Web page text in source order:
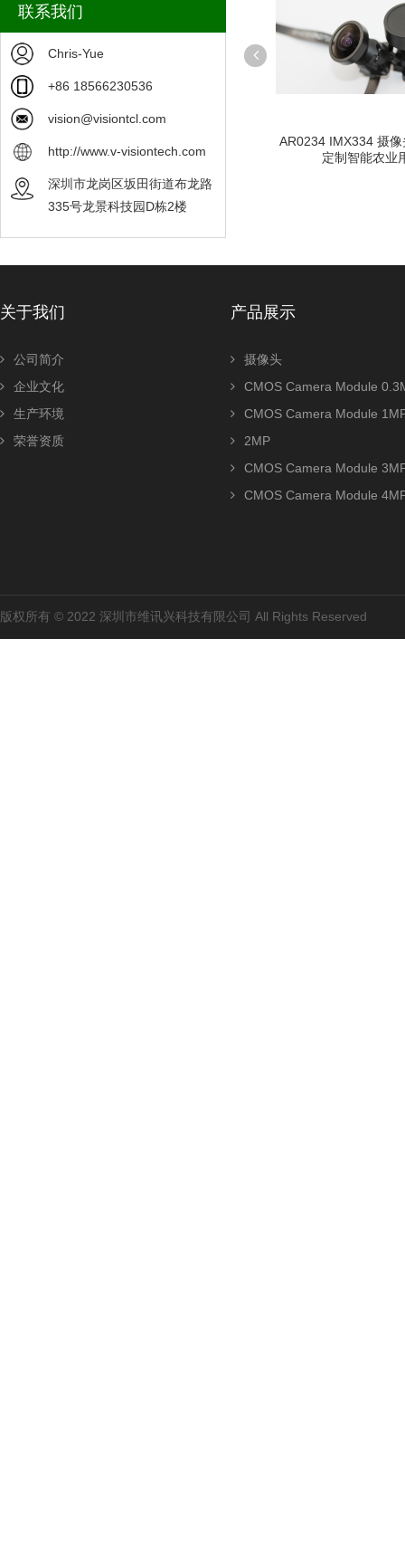
联系我们
Chris-Yue
+86 18566230536
vision@visiontcl.com
http://www.v-visiontech.com
深圳市龙岗区坂田街道布龙路
335号龙景科技园D栋2楼
定制...
智能工业用
AR0234 IMX334 摄
定制智能农业
关于我们
公司简介
企业文化
生产环境
荣誉资质
产品展示
摄像头
CMOS Camera Module
CMOS Camera Module
2MP
CMOS Camera Module
CMOS Camera Module
版权所有 © 2022 深圳市维讯兴科技有限公司 All Rights Reserved